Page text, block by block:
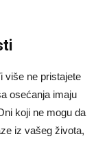
više ne pristajete
osećanja imaju
koji ne mogu da
iz vašeg života,